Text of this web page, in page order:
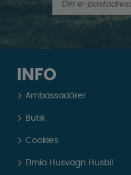
INFO
Ambassadörer
Butik
Cookies
Elmia Husvagn Husbil